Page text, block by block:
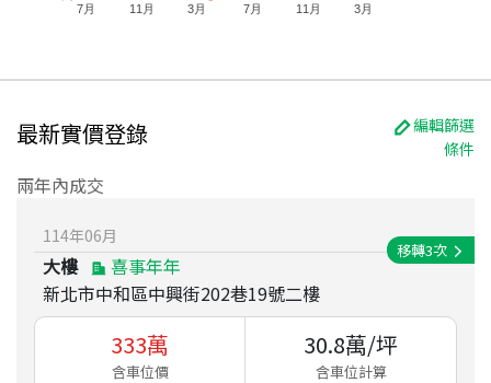
7月 11月 3月 7月 11月 3月
最新實價登錄
編輯篩選
條件
兩年內成交
114年06月
大樓
喜事年年
新北市中和區中興街202巷19號二樓
移轉3次
333萬
含車位價
30.8萬/坪
含車位計算